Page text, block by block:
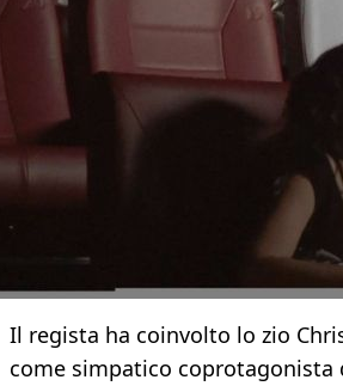
Il regista ha coinvolto lo zio
come simpatico coprotagonista